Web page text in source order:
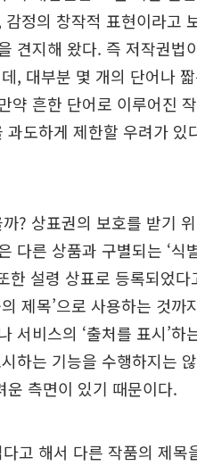
정의 창작적 표현이라고
견지해 왔다. 즉 저작권법
, 대부분 몇 개의 단어나
약 흔한 단어로 이루어진
도하게 제한할 우려가 있
? 상표권의 보호를 받기
다른 상품과 구별되는 ‘식
설령 상표로 등록되었
제목’으로 사용하는 것까
서비스의 ‘출처를 표시’하
하는 기능을 수행하지는
측면이 있기 때문이다.
고 해서 다른 작품의 제목